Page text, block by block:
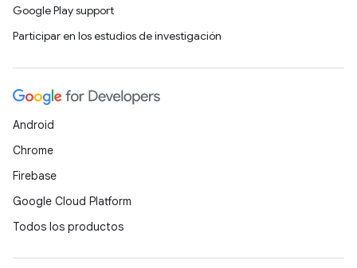
Google Play support
Participar en los estudios de investigación
Android
Chrome
Firebase
Google Cloud Platform
Todos los productos